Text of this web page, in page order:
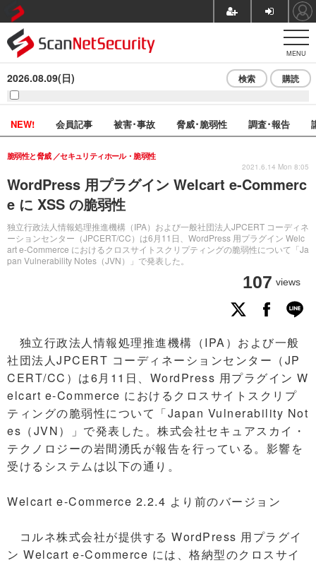
MENU
2026.08.09(日) 検索 購読
NEW! 会員記事 被害･事故 脅威･脆弱性 調査･報告
WordPress 用プラグイン Welcart e-Commerc
e に XSS の脆弱性
独立行政法人情報処理推進機構（IPA）および一般社団法人JPCERT コーディネ
ーションセンター（JPCERT/CC）は6月11日、WordPress 用プラグイン Welc
art e-Commerce におけるクロスサイトスクリプティングの脆弱性について「Ja
pan Vulnerability Notes（JVN）」で発表した。
脆弱性と脅威 セキュリティホール・脆弱性
107 views
2021.6.14 Mon 8:05
独立行政法人情報処理推進機構（IPA）および一般
社団法人JPCERT コーディネーションセンター（JP
CERT/CC）は6月11日、WordPress 用プラグイン W
elcart e-Commerce におけるクロスサイトスクリプ
ティングの脆弱性について「Japan Vulnerability Not
es（JVN）」で発表した。株式会社セキュアスカイ・
テクノロジーの岩間湧氏が報告を行っている。影響を
受けるシステムは以下の通り。
Welcart e-Commerce 2.2.4 より前のバージョン
コルネ株式会社が提供する WordPress 用プラグイ
ン Welcart e-Commerce には、格納型のクロスサイ